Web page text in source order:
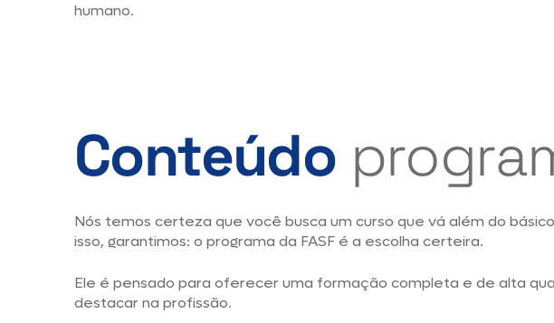
humano.
Conteúdo
Nós temos certeza que você busca um curso que vá além do
isso, garantimos: o programa da FASF é a escolha certeira.
Ele é pensado para oferecer uma formação completa e de alta
destacar na profissão.